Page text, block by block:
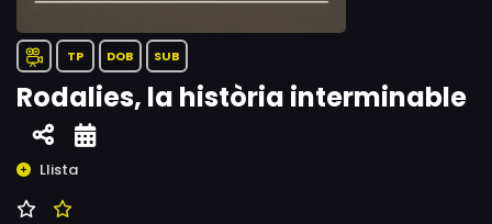
TP DOB SUB
Rodalies, la història interminable
Llista